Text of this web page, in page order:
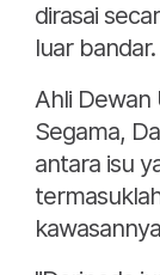
dirasai
luar bandar.
Ahli Dewan
Segama,
antara isu